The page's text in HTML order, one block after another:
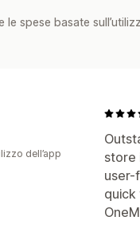
spese basate
store
user-
quick
dell’app